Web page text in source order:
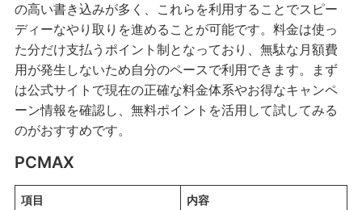
の高い書き込みが多く、これらを利用することでスピー
ディーなやり取りを進めることが可能です。料金は使っ
た分だけ支払うポイント制となっており、無駄な月額費
用が発生しないため自分のペースで利用できます。まず
は公式サイトで現在の正確な料金体系やお得なキャンペ
ーン情報を確認し、無料ポイントを活用して試してみる
のがおすすめです。
PCMAX
項目 内容